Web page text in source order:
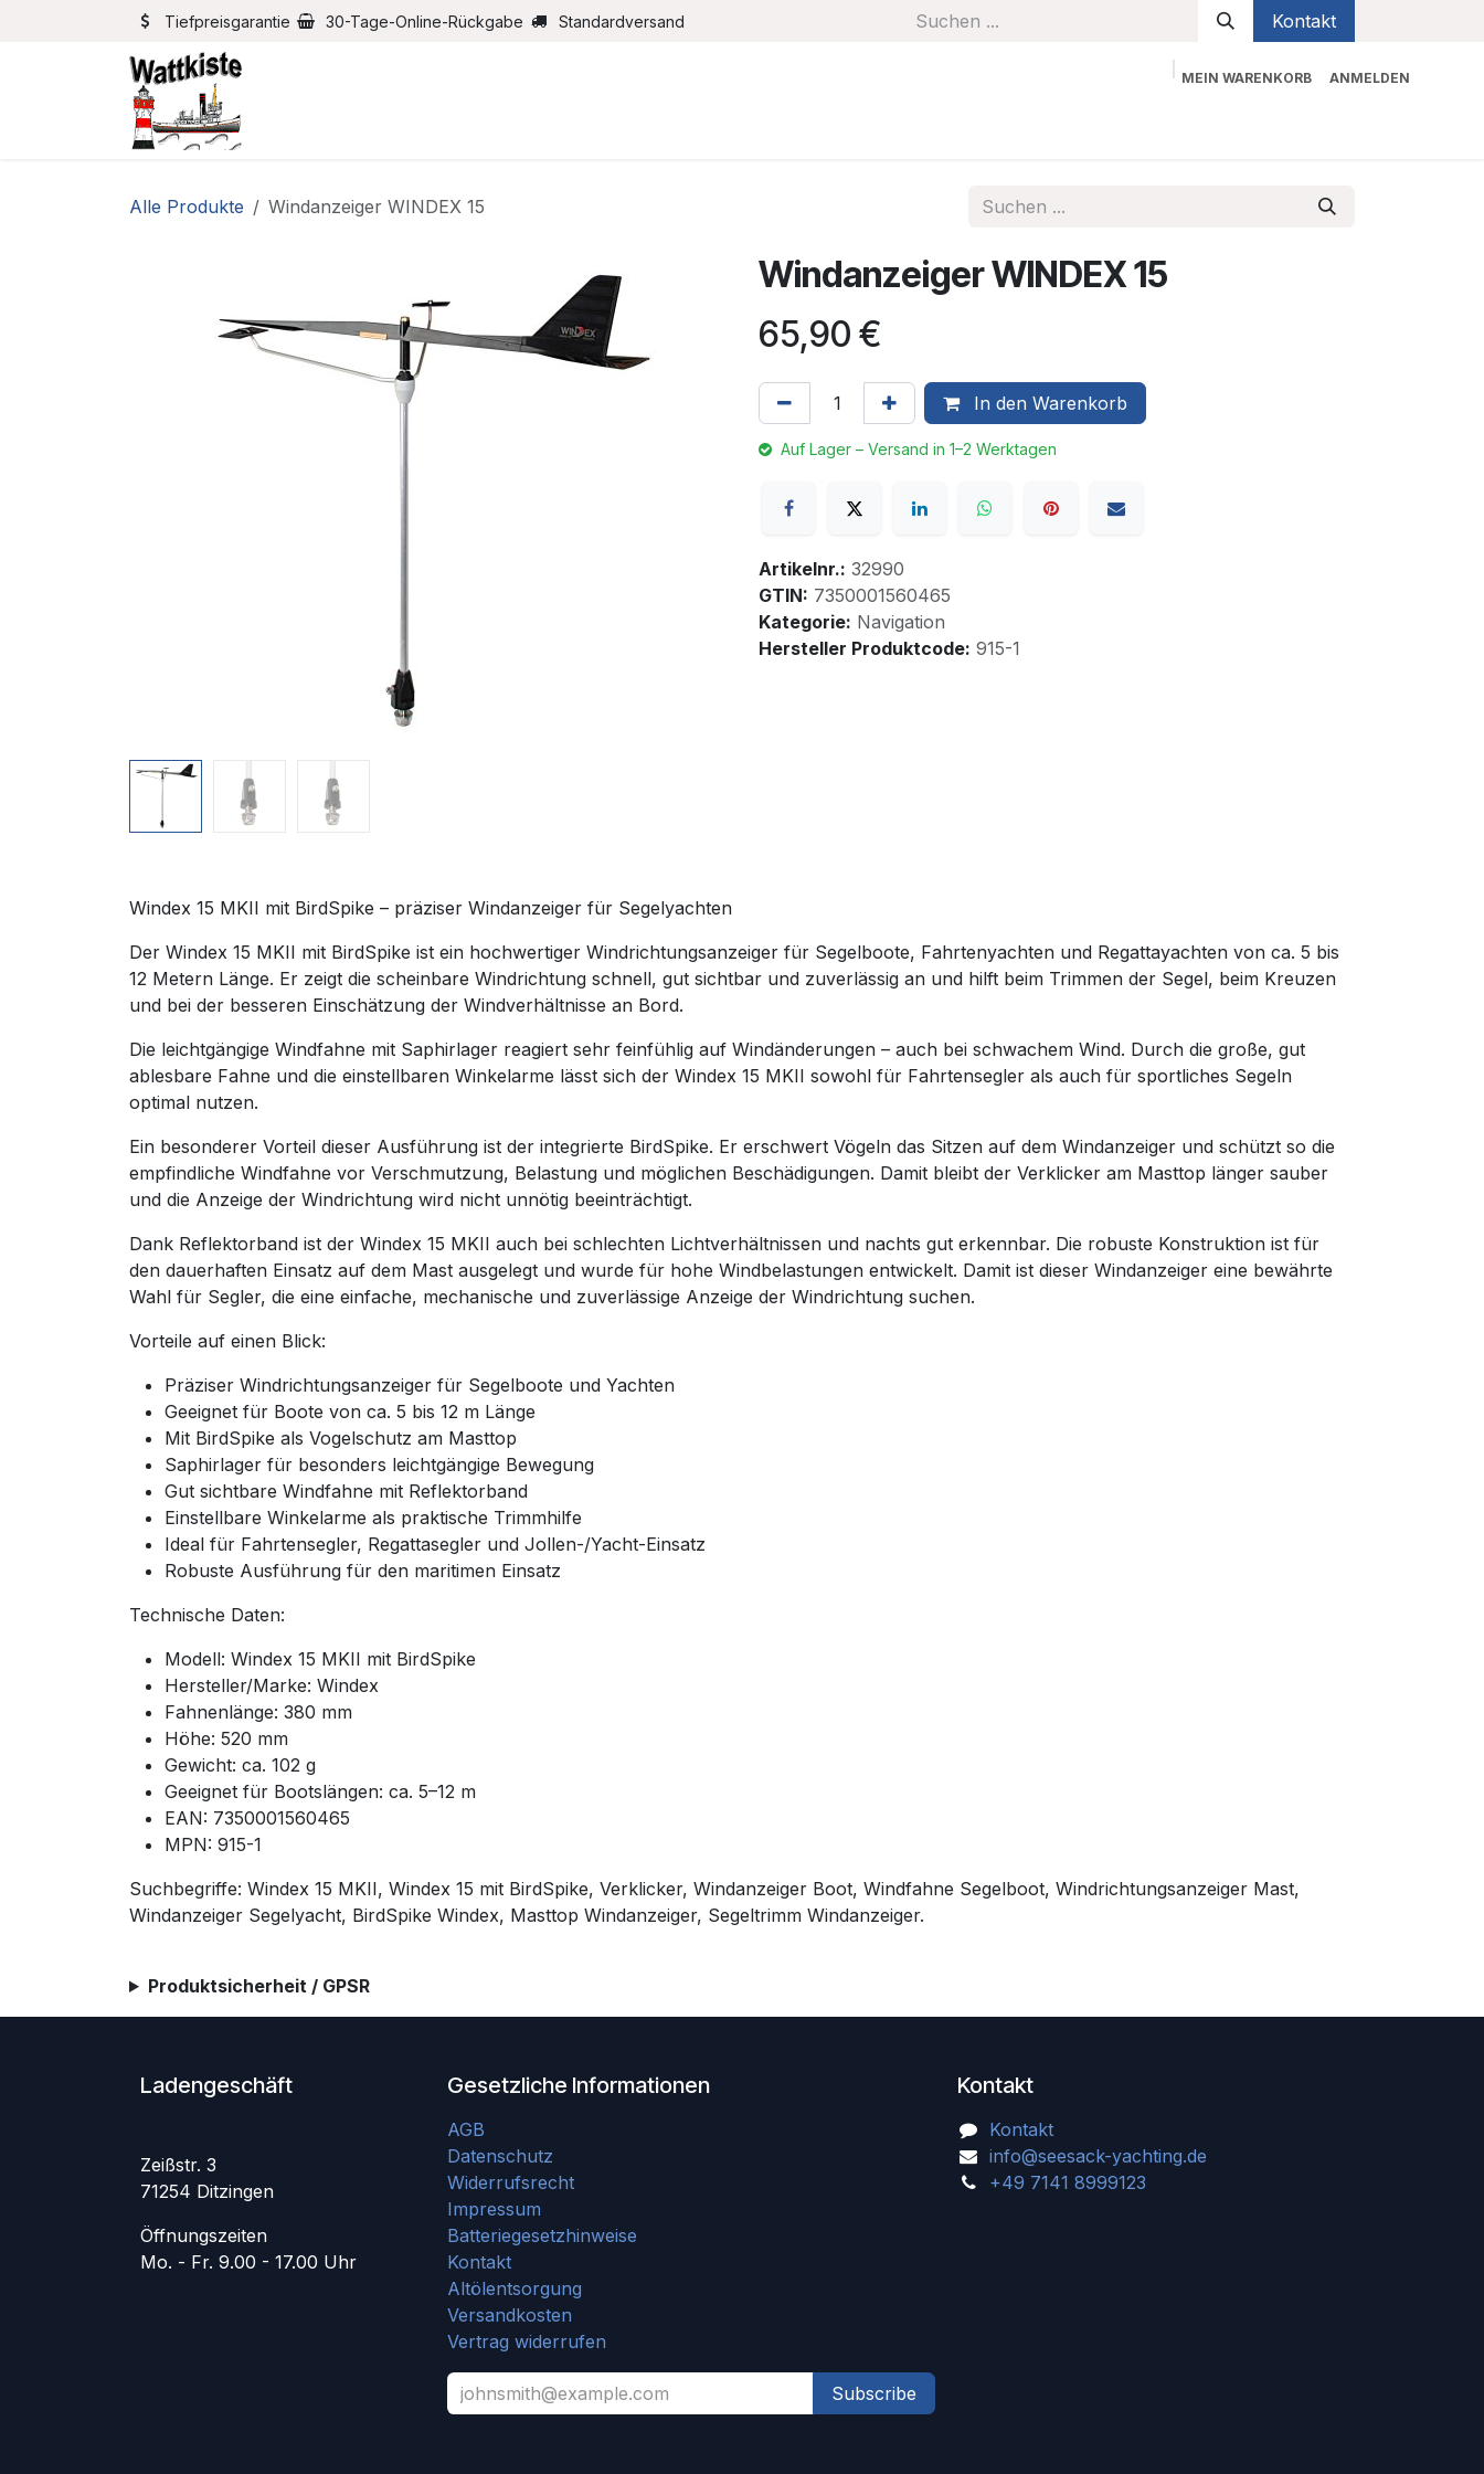
Zum Inhalt springenTiefpreisgarantie 30-Tage-Online-Rückgabe Standardversand Kontakt
MEIN WARENKORB ANMELDEN
Alle Produkte Windanzeiger WINDEX 15
Windanzeiger WINDEX 15
65,90 €
In den Warenkorb
Auf Lager – Versand in 1–2 Werktagen
Artikelnr.: 32990
GTIN: 7350001560465
Kategorie: Navigation
Hersteller Produktcode: 915-1
Windex 15 MKII mit BirdSpike – präziser Windanzeiger für Segelyachten
Der Windex 15 MKII mit BirdSpike ist ein hochwertiger Windrichtungsanzeiger für Segelboote, Fahrtenyachten und Regattayachten von ca. 5 bis
12 Metern Länge. Er zeigt die scheinbare Windrichtung schnell, gut sichtbar und zuverlässig an und hilft beim Trimmen der Segel, beim Kreuzen
und bei der besseren Einschätzung der Windverhältnisse an Bord.
Die leichtgängige Windfahne mit Saphirlager reagiert sehr feinfühlig auf Windänderungen – auch bei schwachem Wind. Durch die große, gut
ablesbare Fahne und die einstellbaren Winkelarme lässt sich der Windex 15 MKII sowohl für Fahrtensegler als auch für sportliches Segeln
optimal nutzen.
Ein besonderer Vorteil dieser Ausführung ist der integrierte BirdSpike. Er erschwert Vögeln das Sitzen auf dem Windanzeiger und schützt so die
empfindliche Windfahne vor Verschmutzung, Belastung und möglichen Beschädigungen. Damit bleibt der Verklicker am Masttop länger sauber
und die Anzeige der Windrichtung wird nicht unnötig beeinträchtigt.
Dank Reflektorband ist der Windex 15 MKII auch bei schlechten Lichtverhältnissen und nachts gut erkennbar. Die robuste Konstruktion ist für
den dauerhaften Einsatz auf dem Mast ausgelegt und wurde für hohe Windbelastungen entwickelt. Damit ist dieser Windanzeiger eine bewährte
Wahl für Segler, die eine einfache, mechanische und zuverlässige Anzeige der Windrichtung suchen.
Vorteile auf einen Blick:
Präziser Windrichtungsanzeiger für Segelboote und Yachten
Geeignet für Boote von ca. 5 bis 12 m Länge
Mit BirdSpike als Vogelschutz am Masttop
Saphirlager für besonders leichtgängige Bewegung
Gut sichtbare Windfahne mit Reflektorband
Einstellbare Winkelarme als praktische Trimmhilfe
Ideal für Fahrtensegler, Regattasegler und Jollen-/Yacht-Einsatz
Robuste Ausführung für den maritimen Einsatz
Technische Daten:
Modell: Windex 15 MKII mit BirdSpike
Hersteller/Marke: Windex
Fahnenlänge: 380 mm
Höhe: 520 mm
Gewicht: ca. 102 g
Geeignet für Bootslängen: ca. 5–12 m
EAN: 7350001560465
MPN: 915-1
Suchbegriffe: Windex 15 MKII, Windex 15 mit BirdSpike, Verklicker, Windanzeiger Boot, Windfahne Segelboot, Windrichtungsanzeiger Mast,
Windanzeiger Segelyacht, BirdSpike Windex, Masttop Windanzeiger, Segeltrimm Windanzeiger.
Produktsicherheit / GPSR
Ladengeschäft
Zeißstr. 3
71254 Ditzingen
Öffnungszeiten
Mo. - Fr. 9.00 - 17.00 Uhr
Kontakt
Kontakt
info@seesack-yachting.de
+49 7141 8999123
Gesetzliche Informationen
AGB
Datenschutz
Widerrufsrecht
Impressum
Batteriegesetzhinweise
Kontakt
Altölentsorgung
Versandkosten
Vertrag widerrufen
Subscribe